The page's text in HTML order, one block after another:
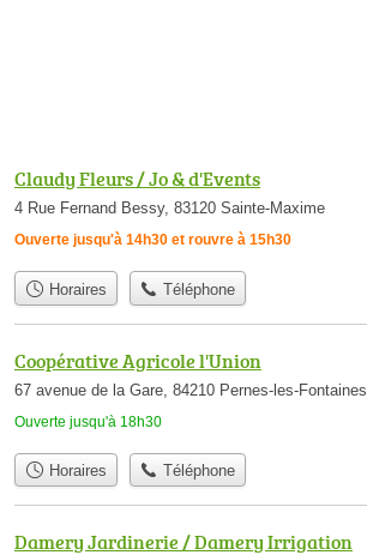
Claudy Fleurs / Jo & d'Events
4 Rue Fernand Bessy, 83120 Sainte-Maxime
Ouverte jusqu'à 14h30 et rouvre à 15h30
Horaires Téléphone
Coopérative Agricole l'Union
67 avenue de la Gare, 84210 Pernes-les-Fontaines
Ouverte jusqu'à 18h30
Horaires Téléphone
Damery Jardinerie / Damery Irrigation